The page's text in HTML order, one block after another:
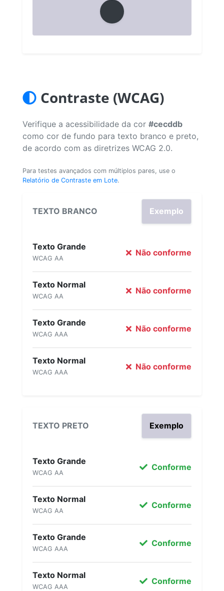
Contraste (WCAG)
Verifique a acessibilidade da cor #cecddb
como cor de fundo para texto branco e preto,
de acordo com as diretrizes WCAG 2.0.
Para testes avançados com múltiplos pares, use o
Relatório de Contraste em Lote.
TEXTO BRANCO Exemplo
Texto Grande
WCAG AA
Não conforme
Texto Normal
WCAG AA
Não conforme
Texto Grande
WCAG AAA
Não conforme
Texto Normal
WCAG AAA
Não conforme
TEXTO PRETO Exemplo
Texto Grande
WCAG AA
Conforme
Texto Normal
WCAG AA
Conforme
Texto Grande
WCAG AAA
Conforme
Texto Normal
WCAG AAA
Conforme